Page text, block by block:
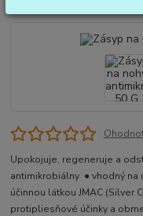
Upokojuje, regeneruje a
antimikrobiálny ● vhodný na
účinnou látkou JMAC (Silver
protipliesňové účinky a